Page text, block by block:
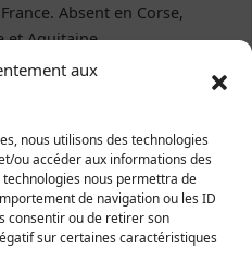
aux
nous utilisons des technologies
ou accéder aux informations des
nous permettra de
de navigation ou les ID
consentir ou de retirer son
sur certaines caractéristiques
Absent en Corse,
et Aquitaine.
dans les espaces
plus rare ailleurs.